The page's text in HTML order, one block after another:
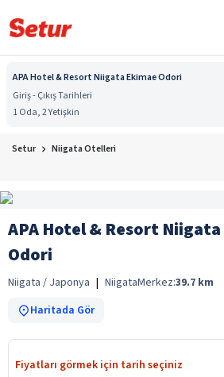
APA Hotel & Resort Niigata Ekimae Odori
Giriş - Çıkış Tarihleri
1 Oda, 2 Yetişkin
Setur Niigata Otelleri
APA Hotel & Resort
Odori
Niigata / Japonya | NiigataMerkez:39.7 km
Haritada Gör
Fiyatları görmek için tarih seçiniz